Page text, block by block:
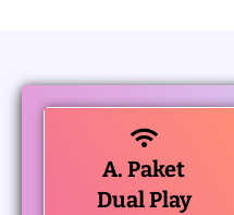
A. Paket
Dual Play